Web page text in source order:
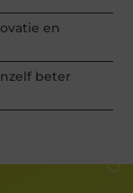
en
beter